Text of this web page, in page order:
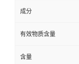
成分
有效物质含量
含量